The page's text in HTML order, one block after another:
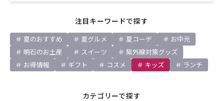
注目キーワードで探す
夏のおすすめ 夏グルメ 夏コーデ
お中元
明石のお土産
スイーツ
紫外線対策グッズ
お得情報
ギフト コスメ キッズ ランチ
カテゴリーで探す